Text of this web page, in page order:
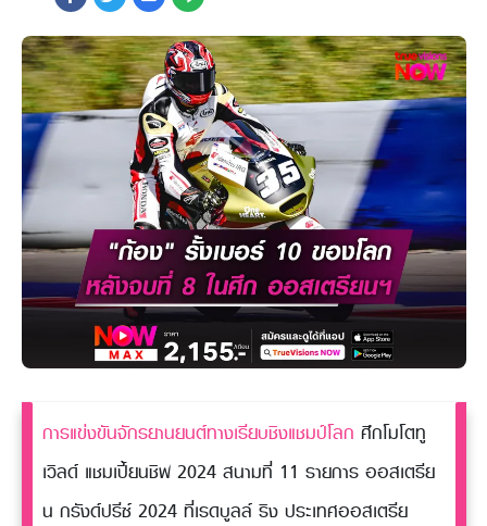
หาร้านร่วมรายการ
FAQs
การแข่งขันจักรยานยนต์ทางเรียบชิงแชมป์โลก ศึกโมโตทู
เวิลด์ แชมเปี้ยนชิพ 2024 สนามที่ 11 รายการ ออสเตรีย
น กรังด์ปรีซ์ 2024 ที่เรดบูลล์ ริง ประเทศออสเตรีย